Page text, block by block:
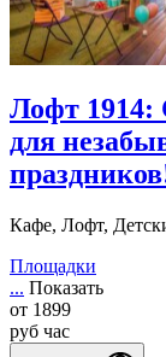
Лофт 1914:
для
Кафе, Лофт,
Площадки
... Показать
от 1899
руб час